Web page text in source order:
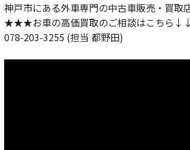
神戸市にある外車専門の中古車販売・買取
★★★お車の高価買取のご相談はこち
078-203-3255 (担当 都野田)